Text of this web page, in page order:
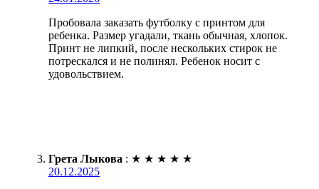
Пробовала заказать футболку с принтом для
ребенка. Размер угадали, ткань обычная, хлопок.
Принт не липкий, после нескольких стирок не
потрескался и не полинял. Ребенок носит с
удовольствием.
Грета Лыкова : ★ ★ ★ ★ ★
20.12.2025